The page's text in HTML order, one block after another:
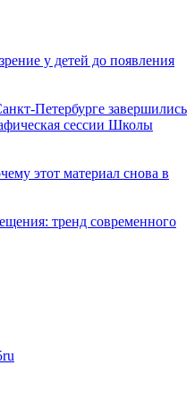
у детей до появления
Петербурге завершились
сессии Школы
этот материал снова в
тренд современного